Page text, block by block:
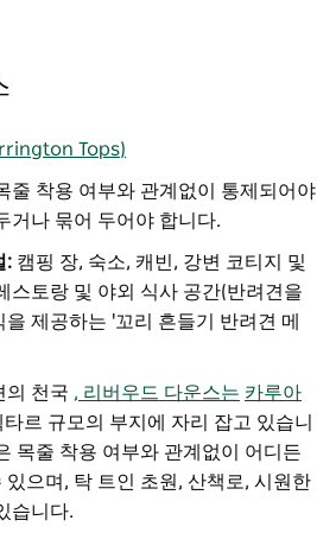
Tops)
줄 착용 여부와 관계없이 통제되어야
거나 묶어 두어야 합니다.
: 캠핑 장, 숙소, 캐빈, 강변 코티지 및
스토랑 및 야외 식사 공간(반려견을
제공하는 '꼬리 흔들기 반려견 메
의 천국 , 리버우드 다운스는 카루아
르 규모의 부지에 자리 잡고 있습니
목줄 착용 여부와 관계없이 어디든
있으며, 탁 트인 초원, 산책로, 시원한
습니다.